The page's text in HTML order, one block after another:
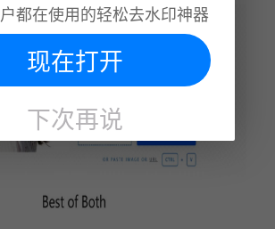
都在使用的轻松去水印神器
现在打开
下次再说